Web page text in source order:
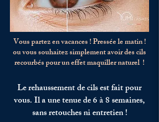
Vous partez en vacances ! Pressée le matin !
ou vous souhaitez simplement avoir des cils
recourbés pour un effet maquiller naturel !
Le rehaussement de cils est fait pour
vous. Il a une tenue de 6 à 8 semaines,
sans retouches ni entretien !